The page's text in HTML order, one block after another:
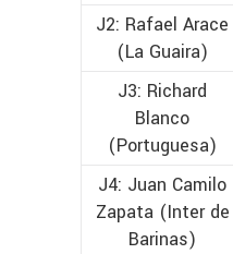
J2: Rafael Arace
(La Guaira)
J3: Richard
Blanco
(Portuguesa)
J4: Juan Camilo
Zapata (Inter de
Barinas)